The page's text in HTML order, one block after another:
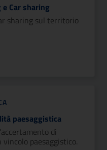
Car sharing
sharing sul territorio
paesaggistica
di
paesaggistico.